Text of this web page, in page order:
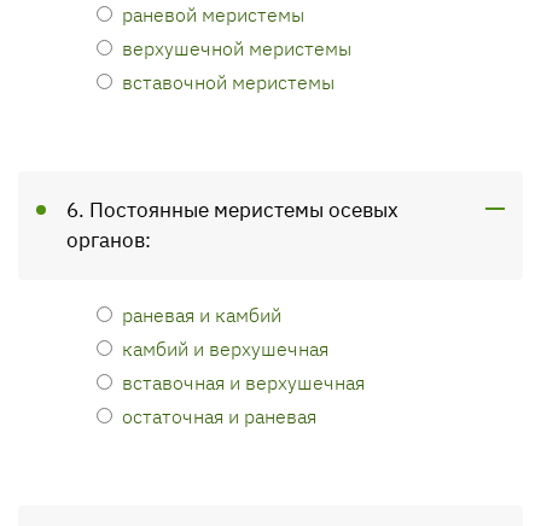
раневой меристемы
верхушечной меристемы
вставочной меристемы
6. Постоянные меристемы осевых
органов:
раневая и камбий
камбий и верхушечная
вставочная и верхушечная
остаточная и раневая